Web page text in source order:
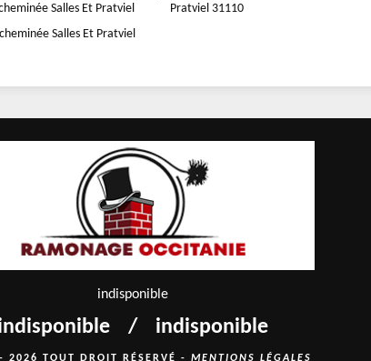
Salles Et Pratviel
Salles Et Pratviel
Pratviel 31110
indisponible
/ indisponible
TOUT DROIT RÉSERVÉ - MENTIONS LÉGALES